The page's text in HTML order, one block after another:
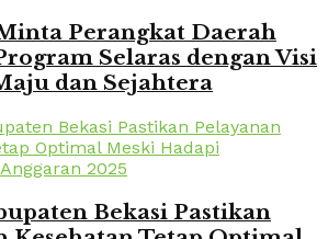
Perangkat Daerah
Selaras dengan Visi
dan Sejahtera
Bekasi Pastikan